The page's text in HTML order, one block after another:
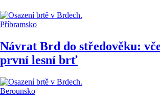
Příbramsko
Návrat Brd do středověku:
první lesní brť
Berounsko